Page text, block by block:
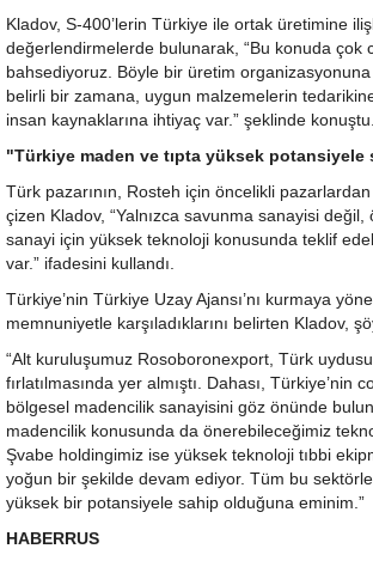
Kladov, S-400’lerin Türkiye ile ortak üretimine
değerlendirmelerde bulunarak, “Bu konuda çok
bahsediyoruz. Böyle bir üretim organizasyonuna
belirli bir zamana, uygun malzemelerin
insan kaynaklarına ihtiyaç var.” şeklinde konuştu.
"Türkiye maden ve tıpta yüksek potansiyele
Türk pazarının, Rosteh için öncelikli pazarlardan
çizen Kladov, “Yalnızca savunma sanayisi değil,
sanayi için yüksek teknoloji konusunda teklif
var.” ifadesini kullandı.
Türkiye’nin Türkiye Uzay Ajansı’nı kurmaya
memnuniyetle karşıladıklarını belirten Kladov,
“Alt kuruluşumuz Rosoboronexport, Türk uydusu
fırlatılmasında yer almıştı. Dahası, Türkiye’nin
bölgesel madencilik sanayisini göz önünde
madencilik konusunda da önerebileceğimiz
Şvabe holdingimiz ise yüksek teknoloji tıbbi
yoğun bir şekilde devam ediyor. Tüm bu
yüksek bir potansiyele sahip olduğuna eminim.”
HABERRUS